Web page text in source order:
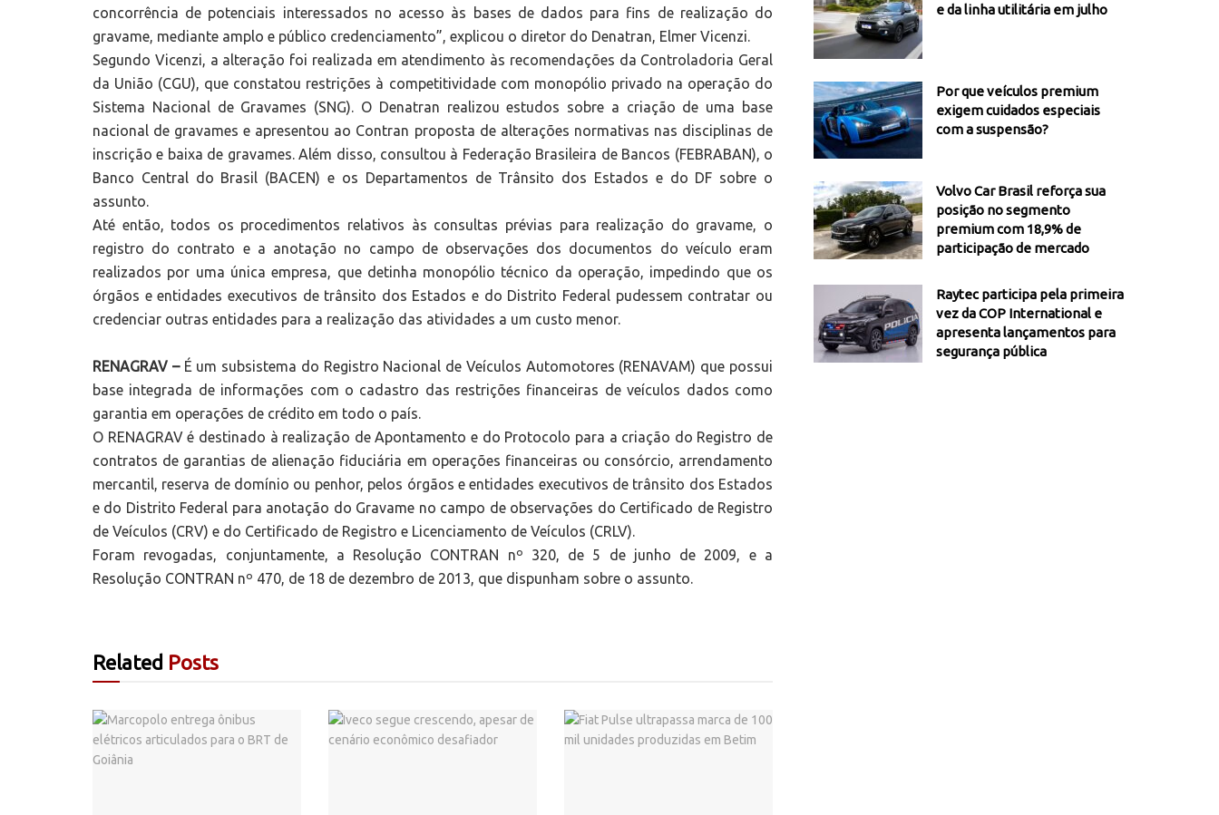
concorrência de potenciais interessados no acesso às bases de dados para fins de realização do
gravame, mediante amplo e público credenciamento”, explicou o diretor do Denatran, Elmer Vicenzi.
Segundo Vicenzi, a alteração foi realizada em atendimento às recomendações da Controladoria Geral
da União (CGU), que constatou restrições à competitividade com monopólio privado na operação do
Sistema Nacional de Gravames (SNG). O Denatran realizou estudos sobre a criação de uma base
nacional de gravames e apresentou ao Contran proposta de alterações normativas nas disciplinas de
inscrição e baixa de gravames. Além disso, consultou à Federação Brasileira de Bancos (FEBRABAN), o
Banco Central do Brasil (BACEN) e os Departamentos de Trânsito dos Estados e do DF sobre o
assunto.
Até então, todos os procedimentos relativos às consultas prévias para realização do gravame, o
registro do contrato e a anotação no campo de observações dos documentos do veículo eram
realizados por uma única empresa, que detinha monopólio técnico da operação, impedindo que os
órgãos e entidades executivos de trânsito dos Estados e do Distrito Federal pudessem contratar ou
credenciar outras entidades para a realização das atividades a um custo menor.
RENAGRAV –É um subsistema do Registro Nacional de Veículos Automotores (RENAVAM) que possui
base integrada de informações com o cadastro das restrições financeiras de veículos dados como
garantia em operações de crédito em todo o país.
O RENAGRAV é destinado à realização de Apontamento e do Protocolo para a criação do Registro de
contratos de garantias de alienação fiduciária em operações financeiras ou consórcio, arrendamento
mercantil, reserva de domínio ou penhor, pelos órgãos e entidades executivos de trânsito dos Estados
e do Distrito Federal para anotação do Gravame no campo de observações do Certificado de Registro
de Veículos (CRV) e do Certificado de Registro e Licenciamento de Veículos (CRLV).
Foram revogadas, conjuntamente, a Resolução CONTRAN nº 320, de 5 de junho de 2009, e a
Resolução CONTRAN nº 470, de 18 de dezembro de 2013, que dispunham sobre o assunto.
Related Posts
e da linha utilitária em julho
Por que veículos premium
exigem cuidados especiais
com a suspensão?
Volvo Car Brasil reforça sua
posição no segmento
premium com 18,9% de
participação de mercado
Raytec participa pela primeira
vez da COP International e
apresenta lançamentos para
segurança pública